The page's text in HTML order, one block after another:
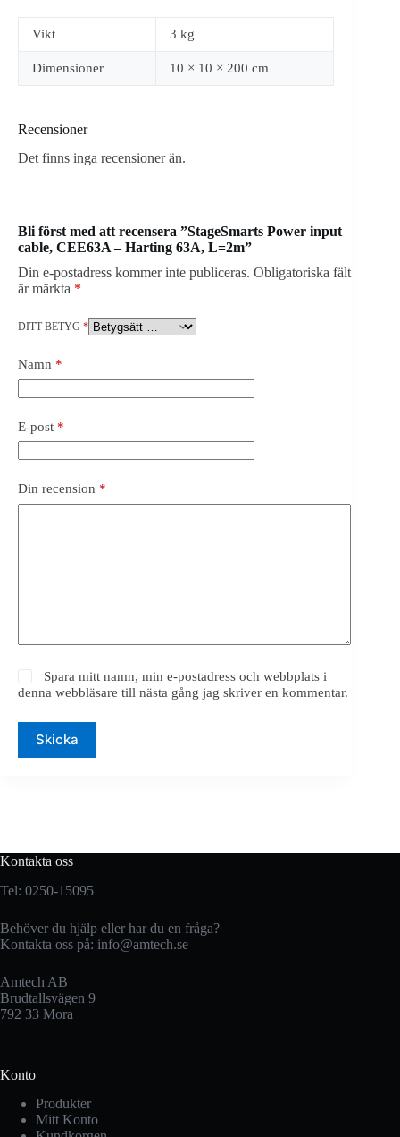
Vikt 3 kg
Dimensioner 10 × 10 × 200 cm
Recensioner
Det finns inga recensioner än.
Bli först med att recensera ”StageSmarts Power input
cable, CEE63A – Harting 63A, L=2m”
Din e-postadress kommer inte publiceras. Obligatoriska fält
är märkta *
DITT BETYG *
Namn *
E-post *
Din recension *
Spara mitt namn, min e-postadress och webbplats i
denna webbläsare till nästa gång jag skriver en kommentar.
Skicka
Kontakta oss
Tel: 0250-15095
Behöver du hjälp eller har du en fråga?
Kontakta oss på: info@amtech.se
Amtech AB
Brudtallsvägen 9
792 33 Mora
Konto
Produkter
Mitt Konto